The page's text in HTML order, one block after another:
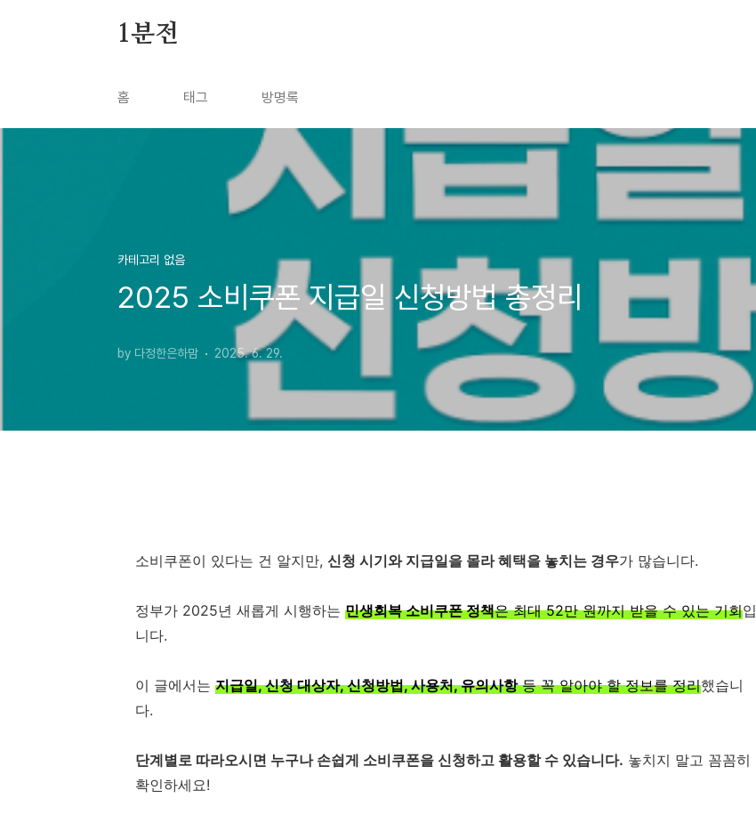
1분전
홈 태그 방명록
카테고리 없음
2025 소비쿠폰 지급일 신청방법 총정리
by 다정한은하맘 2025. 6. 29.
소비쿠폰이 있다는 건 알지만, 신청 시기와 지급일을 몰라 혜택을 놓치는 경우가 많습니다.
정부가 2025년 새롭게 시행하는 민생회복 소비쿠폰 정책은 최대 52만 원까지 받을 수 있는 기회입
니다.
이 글에서는 지급일, 신청 대상자, 신청방법, 사용처, 유의사항등 꼭 알아야 할 정보를 정리했습니
다.
단계별로 따라오시면 누구나 손쉽게 소비쿠폰을 신청하고 활용할 수 있습니다. 놓치지 말고 꼼꼼히
확인하세요!